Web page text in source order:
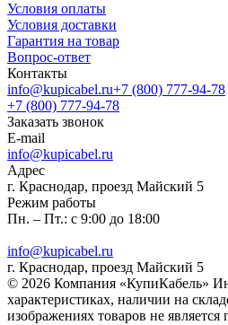
Условия оплаты
Условия доставки
Гарантия на товар
Вопрос-ответ
Контакты
info@kupicabel.ru+7 (800) 777-94-78
+7 (800) 777-94-78
Заказать звонок
E-mail
info@kupicabel.ru
Адрес
г. Краснодар, проезд Майский 5
Режим работы
Пн. – Пт.: с 9:00 до 18:00
info@kupicabel.ru
г. Краснодар, проезд Майский 5
© 2026 Компания «КупиКабель»
характеристиках, наличии на
изображениях товаров не